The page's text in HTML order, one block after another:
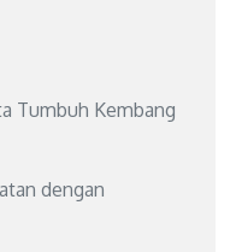
Tumbuh Kembang
dengan